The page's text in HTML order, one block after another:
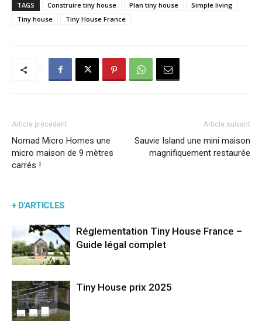
TAGS Construire tiny house Plan tiny house
Simple living
Tiny house
Tiny House France
Article précédent
Nomad Micro Homes une
micro maison de 9 mètres
carrés !
Article suivant
Sauvie Island une mini maison
magnifiquement restaurée
+ D'ARTICLES
Réglementation Tiny House France –
Guide légal complet
Tiny House prix 2025